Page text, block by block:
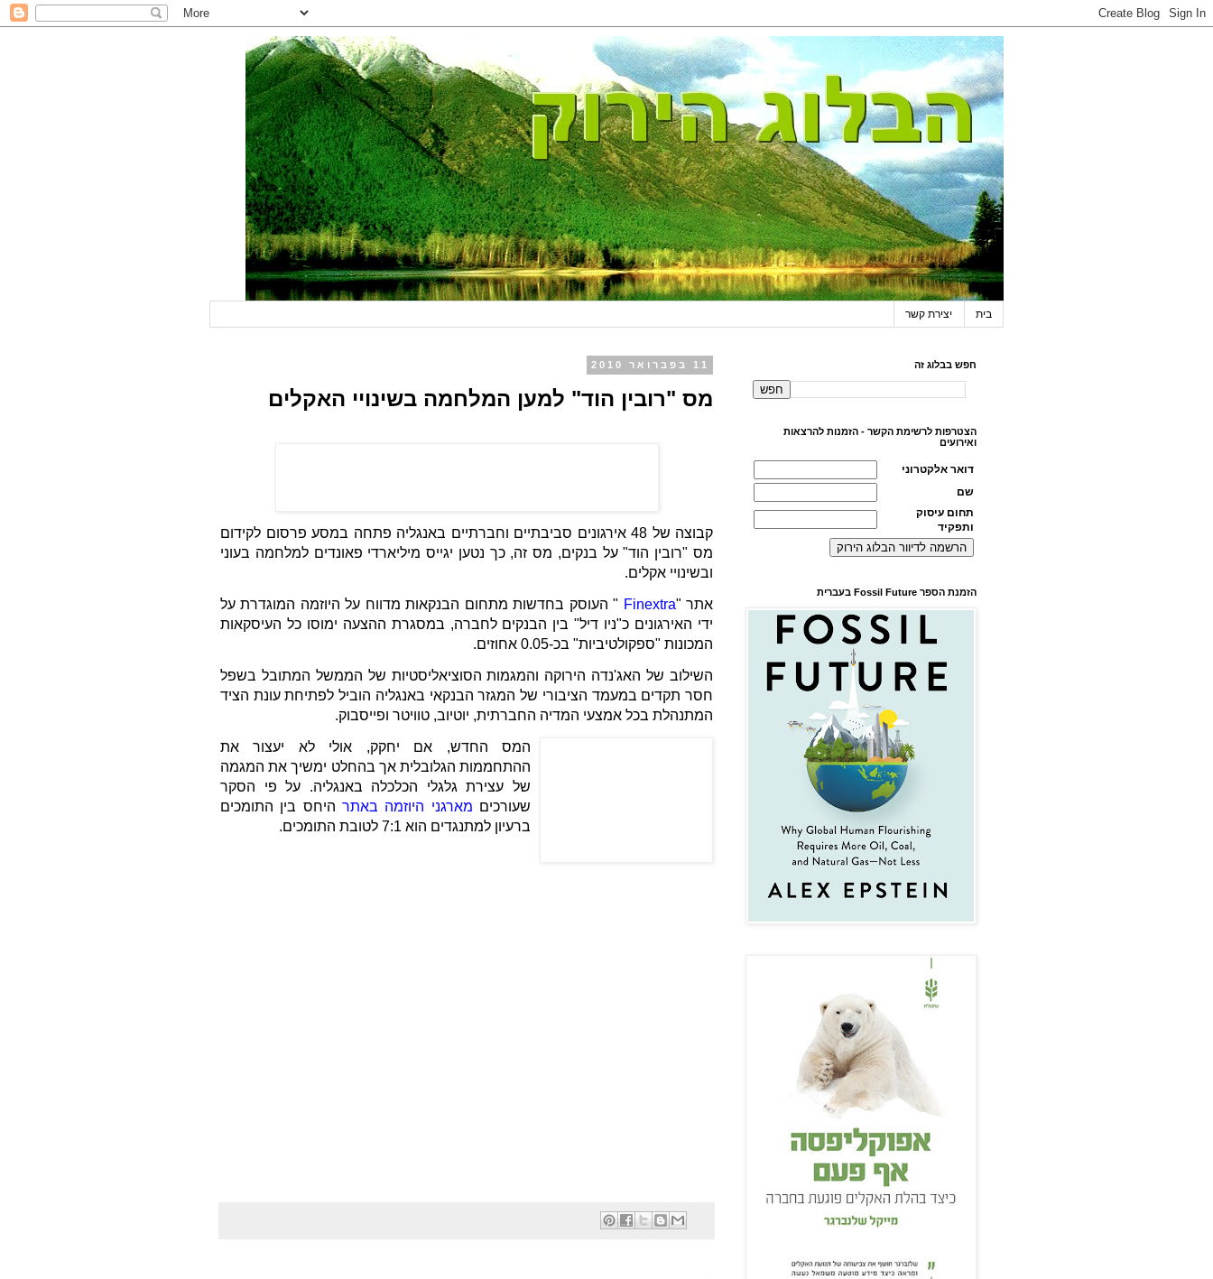
בית יצירת קשר
11 בפברואר 2010
מס "רובין הוד" למען המלחמה בשינויי האקלים
קבוצה של 48 אירגונים סביבתיים וחברתיים באנגליה פתחה במסע פרסום לקידום
מס "רובין הוד" על בנקים, מס זה, כך נטען יגייס מיליארדי פאונדים למלחמה בעוני
ובשינויי אקלים.
אתר "Finextra " העוסק בחדשות מתחום הבנקאות מדווח על היוזמה המוגדרת על
ידי האירגונים כ"ניו דיל" בין הבנקים לחברה, במסגרת ההצעה ימוסו כל העיסקאות
המכונות "ספקולטיביות" בכ-0.05 אחוזים.
השילוב של האג'נדה הירוקה והמגמות הסוציאליסטיות של הממשל המתובל בשפל
חסר תקדים במעמד הציבורי של המגזר הבנקאי באנגליה הוביל לפתיחת עונת הציד
המתנהלת בכל אמצעי המדיה החברתית, יוטיוב, טוויטר ופייסבוק.
המס החדש, אם יחקק, אולי לא יעצור את
ההתחממות הגלובלית אך בהחלט ימשיך את המגמה
של עצירת גלגלי הכלכלה באנגליה. על פי הסקר
שעורכים מארגני היוזמה באתר היחס בין התומכים
ברעיון למתנגדים הוא 7:1 לטובת התומכים.
חפש בבלוג זה
הצטרפות לרשימת הקשר - הזמנות להרצאות
ואירועים
דואר אלקטרוני
שם
תחום עיסוק
ותפקיד
הזמנת הספר Fossil Future בעברית